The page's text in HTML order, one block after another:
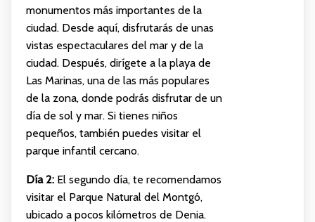
monumentos más importantes de la
ciudad. Desde aquí, disfrutarás de unas
vistas espectaculares del mar y de la
ciudad. Después, dirígete a la playa de
Las Marinas, una de las más populares
de la zona, donde podrás disfrutar de un
día de sol y mar. Si tienes niños
pequeños, también puedes visitar el
parque infantil cercano.
Día 2:El segundo día, te recomendamos
visitar el Parque Natural del Montgó,
ubicado a pocos kilómetros de Denia.